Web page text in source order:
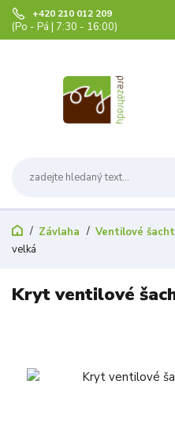
+420 210 012 209
(Po - Pá | 7:30 - 16:00)
Závlaha Ventilové
velká
Kryt ventilové